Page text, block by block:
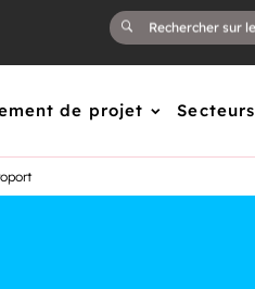
de projet Secteurs